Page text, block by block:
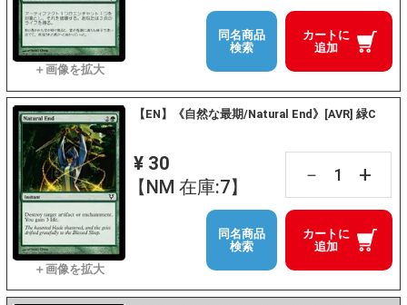
カートに
追加
同名商品
検索
【EN】《自然な最期/Natural End》[AVR] 緑C
¥ 30
【NM 在庫:7】
－ +
カートに
追加
同名商品
検索